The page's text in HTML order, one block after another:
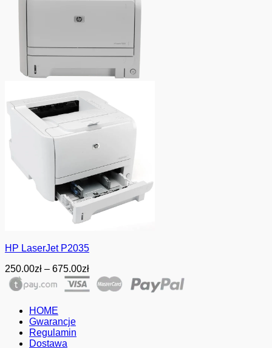
HP LaserJet P2035
250.00zł – 675.00złZakres
cen:
od
HOME
Gwarancje
Regulamin
Dostawa